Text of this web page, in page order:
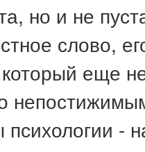
но и не
слово,
еще
-